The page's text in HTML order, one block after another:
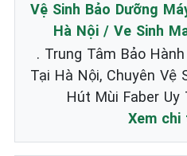
Vệ Sinh Bảo Dưỡng
Hà Nội / Ve Sinh
. Trung Tâm Bảo
Tại Hà Nội, Chuyên Vệ
Hút Mùi Faber Uy
Xem chi